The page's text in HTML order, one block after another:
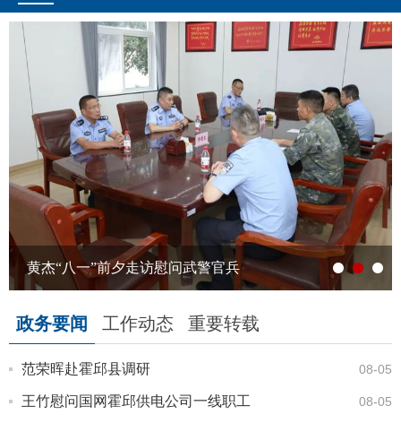
黄杰“八一”前夕走访慰问武警官兵
政务要闻 工作动态 重要转载
08-05
范荣晖赴霍邱县调研
08-05
王竹慰问国网霍邱供电公司一线职工